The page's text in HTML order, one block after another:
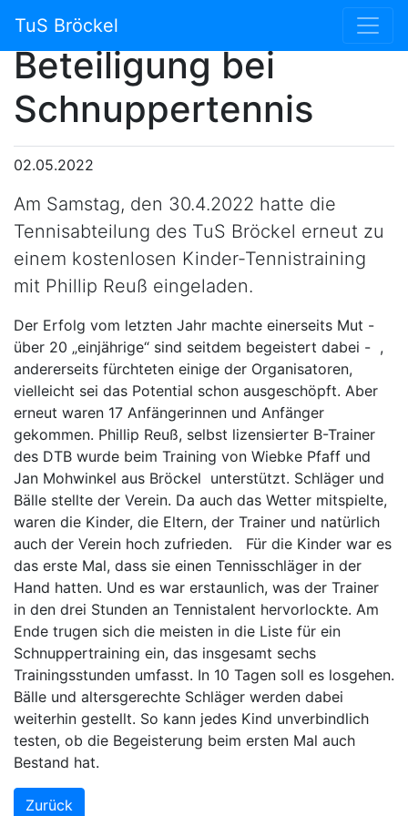
TuS Bröckel
Erneut tolle
Beteiligung bei
Schnuppertennis
02.05.2022
Am Samstag, den 30.4.2022 hatte die
Tennisabteilung des TuS Bröckel erneut zu
einem kostenlosen Kinder-Tennistraining
mit Phillip Reuß eingeladen.
Der Erfolg vom letzten Jahr machte einerseits Mut -
über 20 „einjährige“ sind seitdem begeistert dabei - ,
andererseits fürchteten einige der Organisatoren,
vielleicht sei das Potential schon ausgeschöpft. Aber
erneut waren 17 Anfängerinnen und Anfänger
gekommen. Phillip Reuß, selbst lizensierter B-Trainer
des DTB wurde beim Training von Wiebke Pfaff und
Jan Mohwinkel aus Bröckel unterstützt. Schläger und
Bälle stellte der Verein. Da auch das Wetter mitspielte,
waren die Kinder, die Eltern, der Trainer und natürlich
auch der Verein hoch zufrieden. Für die Kinder war es
das erste Mal, dass sie einen Tennisschläger in der
Hand hatten. Und es war erstaunlich, was der Trainer
in den drei Stunden an Tennistalent hervorlockte. Am
Ende trugen sich die meisten in die Liste für ein
Schnuppertraining ein, das insgesamt sechs
Trainingsstunden umfasst. In 10 Tagen soll es losgehen.
Bälle und altersgerechte Schläger werden dabei
weiterhin gestellt. So kann jedes Kind unverbindlich
testen, ob die Begeisterung beim ersten Mal auch
Bestand hat.
Zurück